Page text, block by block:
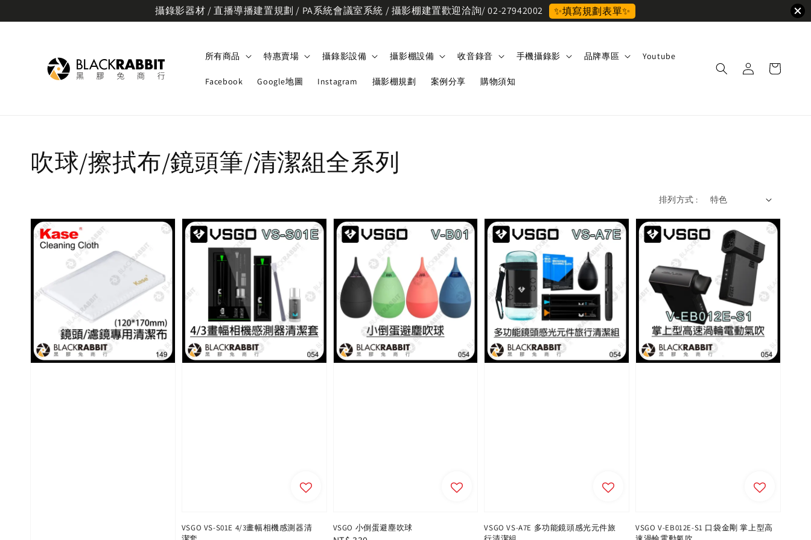
攝錄影器材 / 直播導播建置規劃 / PA系統會議室系統 / 攝影棚建置歡迎洽詢/ 02-27942002 ✨填寫規劃表單✨
所有商品 特惠賣場 攝錄影設備 攝影棚設備 收音錄音 手機攝錄影 品牌專區 Youtube
Facebook Google地圖 Instagram 攝影棚規劃 案例分享 購物須知
吹球/擦拭布/鏡頭筆/清潔組全系列
排列方式 :
VSGO VS-S01E 4/3畫幅相機感測器清
VSGO 小倒蛋避塵吹球
VSGO VS-A7E 多功能鏡頭感光元件旅
VSGO V-EB012E-S1 口袋金剛 掌上型高